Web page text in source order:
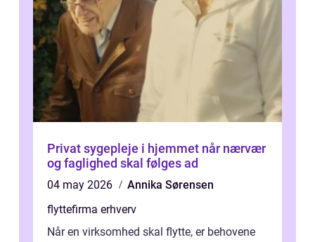
Privat sygepleje i hjemmet når nærvær
og faglighed skal følges ad
04 may 2026
Annika Sørensen
flyttefirma erhverv
Når en virksomhed skal flytte, er behovene